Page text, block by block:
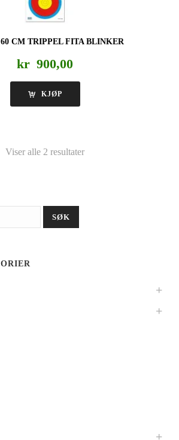
60 CM TRIPPEL FITA BLINKER
kr 900,00
KJØP
Viser alle 2 resultater
SØK